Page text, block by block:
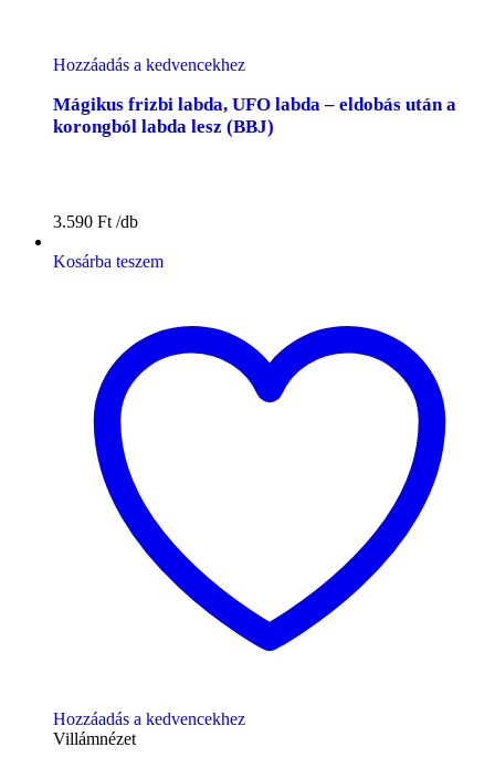
Hozzáadás a kedvencekhez
Mágikus frizbi labda, UFO labda – eldobás után a
korongból labda lesz (BBJ)
3.590 Ft
Kosárba teszem
Hozzáadás a kedvencekhez
Villámnézet